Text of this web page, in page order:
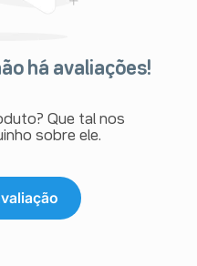
há avaliações!
Que tal nos
sobre ele.